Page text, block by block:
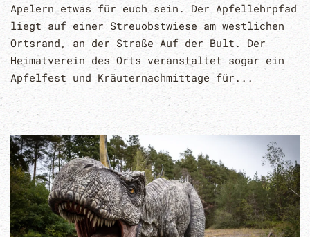
Apelern etwas für euch sein. Der Apfellehrpfad
liegt auf einer Streuobstwiese am westlichen
Ortsrand, an der Straße Auf der Bult. Der
Heimatverein des Orts veranstaltet sogar ein
Apfelfest und Kräuternachmittage für...